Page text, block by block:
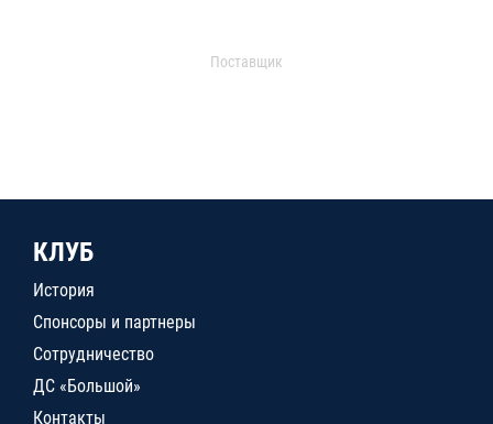
Поставщик
КЛУБ
История
Спонсоры и партнеры
Сотрудничество
ДС «Большой»
Контакты